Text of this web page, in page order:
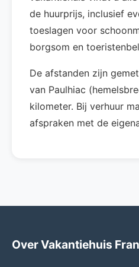
de huurprijs, inclusief
toeslagen voor
borgsom en
De afstanden zijn
van Paulhiac
kilometer. Bij verhuur
afspraken met de
Over Vakantiehuis